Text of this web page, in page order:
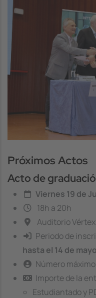
Próximos Actos
Acto de
Viernes 19 de
18h a 20h
Auditorio
Periodo de
hasta el 14 de mayo
Número
Importe de la
Estudiantado y